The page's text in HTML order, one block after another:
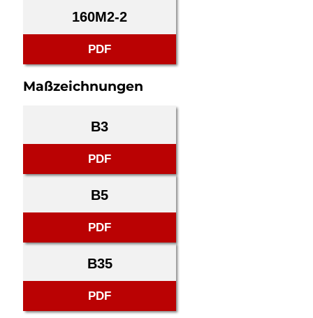
160M2-2
PDF
Maßzeichnungen
B3
PDF
B5
PDF
B35
PDF